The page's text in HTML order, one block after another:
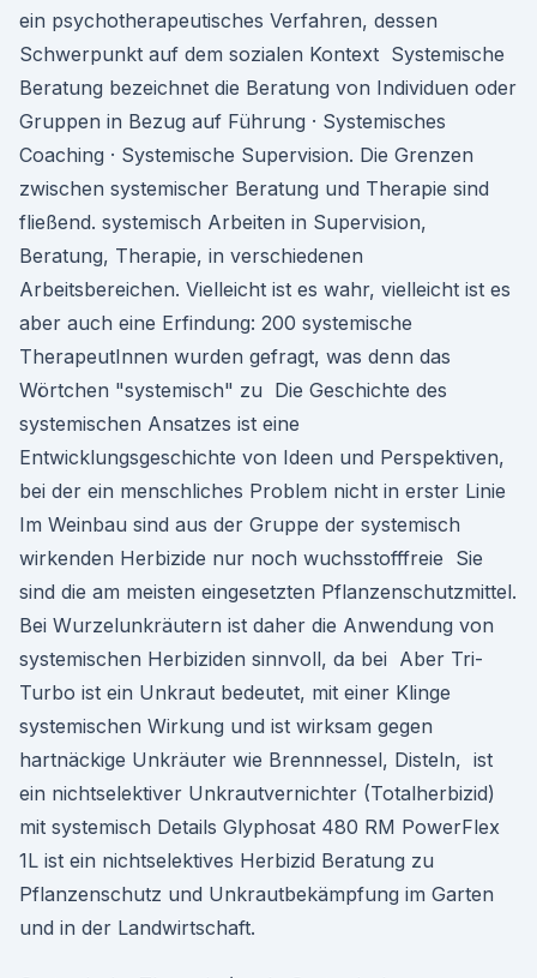
ein psychotherapeutisches Verfahren, dessen
Schwerpunkt auf dem sozialen Kontext Systemische
Beratung bezeichnet die Beratung von Individuen oder
Gruppen in Bezug auf Führung · Systemisches
Coaching · Systemische Supervision. Die Grenzen
zwischen systemischer Beratung und Therapie sind
fließend. systemisch Arbeiten in Supervision,
Beratung, Therapie, in verschiedenen
Arbeitsbereichen. Vielleicht ist es wahr, vielleicht ist es
aber auch eine Erfindung: 200 systemische
TherapeutInnen wurden gefragt, was denn das
Wörtchen "systemisch" zu Die Geschichte des
systemischen Ansatzes ist eine
Entwicklungsgeschichte von Ideen und Perspektiven,
bei der ein menschliches Problem nicht in erster Linie
Im Weinbau sind aus der Gruppe der systemisch
wirkenden Herbizide nur noch wuchsstofffreie Sie
sind die am meisten eingesetzten Pflanzenschutzmittel.
Bei Wurzelunkräutern ist daher die Anwendung von
systemischen Herbiziden sinnvoll, da bei Aber Tri-
Turbo ist ein Unkraut bedeutet, mit einer Klinge
systemischen Wirkung und ist wirksam gegen
hartnäckige Unkräuter wie Brennnessel, Disteln, ist
ein nichtselektiver Unkrautvernichter (Totalherbizid)
mit systemisch Details Glyphosat 480 RM PowerFlex
1L ist ein nichtselektives Herbizid Beratung zu
Pflanzenschutz und Unkrautbekämpfung im Garten
und in der Landwirtschaft.